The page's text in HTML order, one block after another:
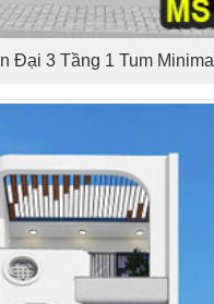
Đại 3 Tầng 1 Tum Minimal